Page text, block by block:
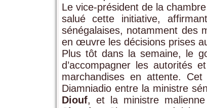
Le vice-président de la
salué cette initiative,
sénégalaises, notamment des
en œuvre les décisions prises
Plus tôt dans la semaine, le
d’accompagner les autorités
marchandises en attente.
Diamniadio entre la ministre
Diouf, et la ministre